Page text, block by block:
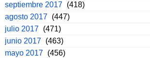
septiembre 2017 (418)
agosto 2017 (447)
julio 2017 (471)
junio 2017 (463)
mayo 2017 (456)